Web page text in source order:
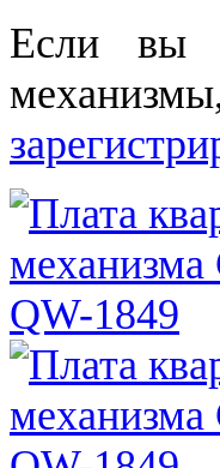
Если вы